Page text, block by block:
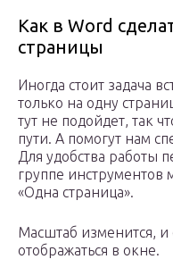
Как в Word
страницы
Иногда стоит задача
только на одну
тут не подойдет, так
пути. А помогут нам
Для удобства работы
группе
«Одна страница».
Масштаб изменится, и
отображаться в окне.